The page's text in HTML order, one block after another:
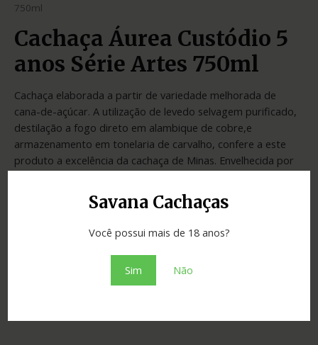
Savana Cachaças
Você possui mais de 18 anos?
Sim Não
750ml
Cachaça Áurea Custódio 5
anos Série Artes 750ml
Cachaça elaborada a partir de variedade melhorada de
cana-de-açúcar. A utilização de levedo selvagem purificado,
destilação a fogo direto em alambique de cobre,e
armazenamento em tonelaria de carvalho, confere a este
produto a excelência da cachaça de Minas. Envelhecida por
Categoria: